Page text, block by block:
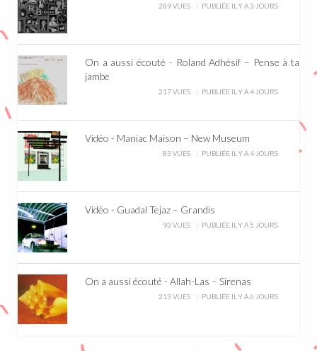
289 VUES PUBLIÉE IL Y A 3 JOURS
On a aussi écouté - Roland Adhésif – Pense à ta
jambe
217 VUES PUBLIÉE IL Y A 4 JOURS
Vidéo - Maniac Maison – New Museum
83 VUES PUBLIÉE IL Y A 4 JOURS
Vidéo - Guadal Tejaz – Grandis
93 VUES PUBLIÉE IL Y A 5 JOURS
On a aussi écouté - Allah-Las – Sirenas
213 VUES PUBLIÉE IL Y A 6 JOURS